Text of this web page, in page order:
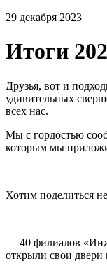
29 декабря 2023
Итоги
Друзья, вот и
удивительных
всех нас.
Мы с гордостью
которым мы
Хотим поделиться
— 40 филиалов
открыли свои